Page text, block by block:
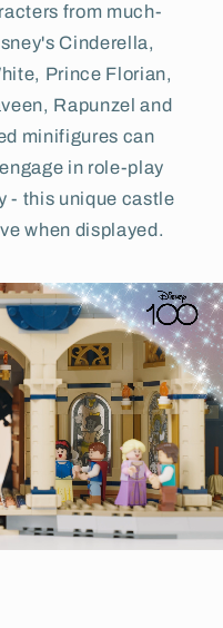
from much-
Cinderella,
Prince Florian,
Rapunzel and
minifigures can
in role-play
- this unique castle
when displayed.